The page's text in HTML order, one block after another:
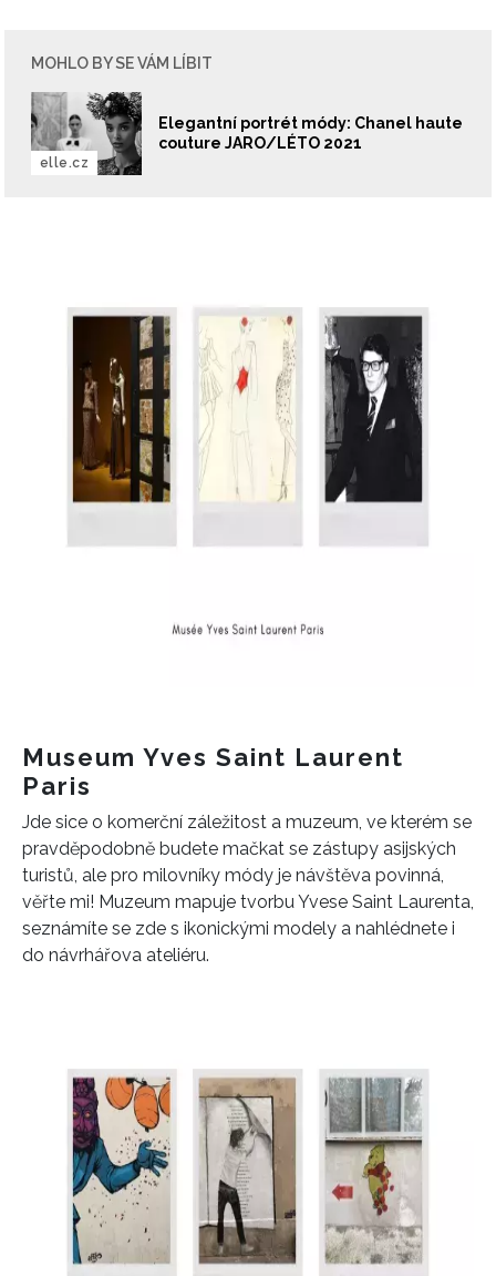
MOHLO BY SE VÁM LÍBIT
Elegantní portrét módy: Chanel haute
couture JARO/LÉTO 2021
elle.cz
Museum Yves Saint Laurent
Paris
Jde sice o komerční záležitost a muzeum, ve kterém se
pravděpodobně budete mačkat se zástupy asijských
turistů, ale pro milovníky módy je návštěva povinná,
věřte mi! Muzeum mapuje tvorbu Yvese Saint Laurenta,
seznámíte se zde s ikonickými modely a nahlédnete i
do návrhářova ateliéru.